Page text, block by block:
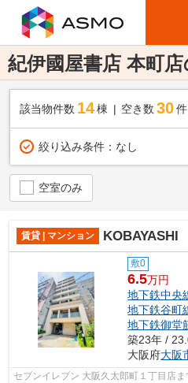
紀伊國屋書店 本町
該当物件数 14棟 空き数 30 件
絞り込み条件： なし
空室のみ
賃貸 | マンション
敷0
6.5万円
地下鉄中央
地下鉄谷町
地下鉄御堂
築23年 /
大阪府大阪
セブンイレブン 大阪久太郎町１丁目店